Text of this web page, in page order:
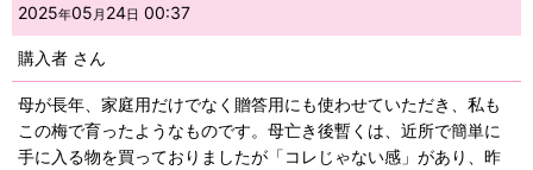
2025年05 月 24日 00:37
購入者 さん
母が長年、家庭用だけでなく贈答用にも使わせていただき、私も
この梅で育ったようなものです。母亡き後暫くは、近所で簡単に
手に入る物を買っておりましたが「コレじゃない感」があり、昨